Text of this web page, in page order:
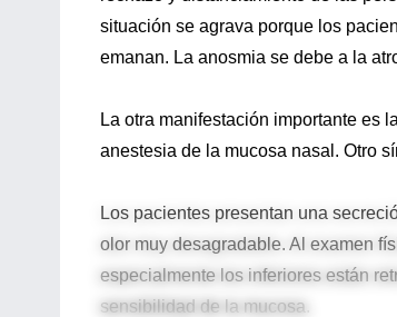
situación se agrava porque los
emanan. La anosmia se debe a la
La otra manifestación importante es
anestesia de la mucosa nasal. Otro
Los pacientes presentan una
olor muy desagradable. Al examen
especialmente los inferiores están
sensibilidad de la mucosa.